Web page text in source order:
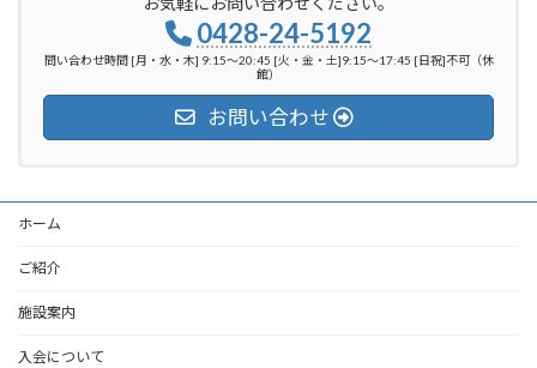
0428-24-5192
問い合わせ時間 [月・水・木] 9:15～20:45 [火・金・土]9:15～17:45 [日祝]不可（休
館）
お問い合わせ
ホーム
ご紹介
施設案内
入会について